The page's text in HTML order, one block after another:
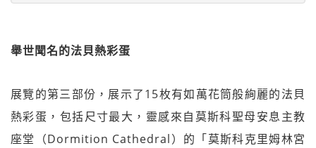
舉世聞名的法貝熱彩蛋
展覽的第三部份，展示了15枚有如萬花筒般絢麗的法貝
熱彩蛋，包括尺寸最大，靈感來自莫斯科聖母安息主教
座堂（Dormition Cathedral）的「莫斯科克里姆林宮